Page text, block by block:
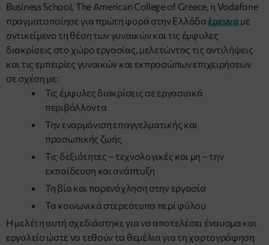
Business School, The American College of Greece, η Vodafone
πραγματοποίησε για πρώτη φορά στην Ελλάδα έρευνα με
αντικείμενο τη θέση των γυναικών και τις έμφυλες
διακρίσεις στο χώρο εργασίας, μελετώντας τις αντιλήψεις
και τις εμπειρίες γυναικών και εκπροσώπων επιχειρήσεων
σε σχέση με:
Τις έμφυλες διακρίσεις σε εργασιακά
περιβάλλοντα
Την εναρμόνιση επαγγελματικής και
προσωπικής ζωής
Τις δεξιότητες – τεχνολογικές και μη – την
εκπαίδευση και ανάπτυξη
Τη βία και παρενόχληση στην εργασία
Τα κοινωνικά στερεότυπα περί φύλου
Η μελέτη αυτή σχεδιάστηκε για να αποτελέσει έναυσμα και
εργαλείο ώστε να τεθούν τα θεμέλια για τη χαρτογράφηση